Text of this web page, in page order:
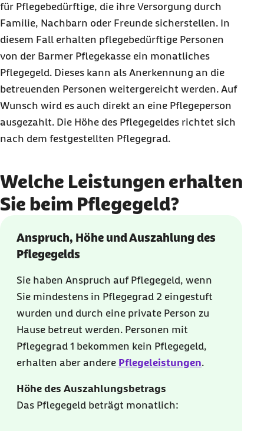
für Pflegebedürftige, die ihre Versorgung durch
Familie, Nachbarn oder Freunde sicherstellen. In
diesem Fall erhalten pflegebedürftige Personen
von der Barmer Pflegekasse ein monatliches
Pflegegeld. Dieses kann als Anerkennung an die
betreuenden Personen weitergereicht werden. Auf
Wunsch wird es auch direkt an eine Pflegeperson
ausgezahlt. Die Höhe des Pflegegeldes richtet sich
nach dem festgestellten Pflegegrad.
Welche Leistungen erhalten
Sie beim Pflegegeld?
Anspruch, Höhe und Auszahlung des
Pflegegelds
Sie haben Anspruch auf Pflegegeld, wenn
Sie mindestens in Pflegegrad 2 eingestuft
wurden und durch eine private Person zu
Hause betreut werden. Personen mit
Pflegegrad 1 bekommen kein Pflegegeld,
erhalten aber andere Pflegeleistungen.
Höhe des Auszahlungsbetrags
Das Pflegegeld beträgt monatlich: